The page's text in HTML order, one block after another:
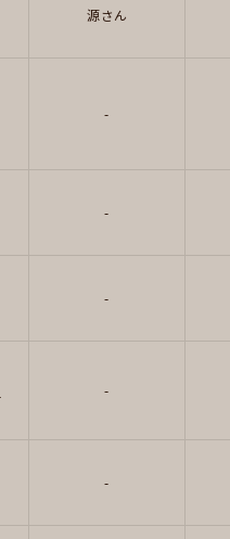
源さん
-
-
-
-
-